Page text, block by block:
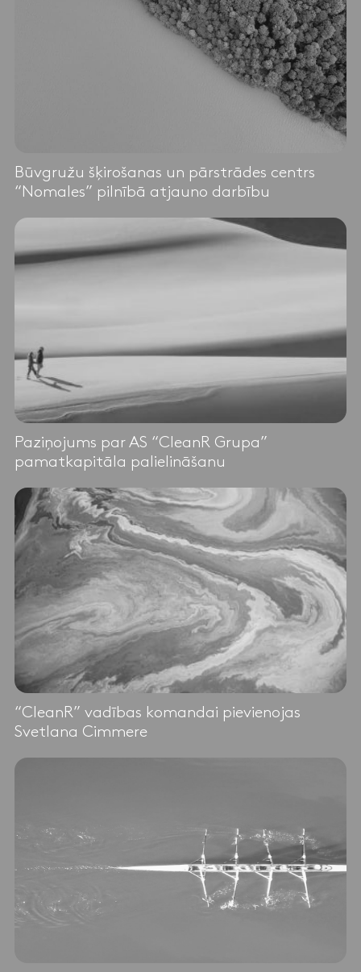
Būvgružu šķirošanas un pārstrādes centrs
“Nomales” pilnībā atjauno darbību
Paziņojums par AS “CleanR Grupa”
pamatkapitāla palielināšanu
“CleanR” vadības komandai pievienojas
Svetlana Cimmere